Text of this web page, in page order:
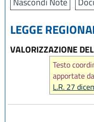
LEGGE
VALORIZZAZIONE
Testo
apportate
L.R. 27